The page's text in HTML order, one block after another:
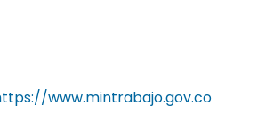
www.mintrabajo.gov.co